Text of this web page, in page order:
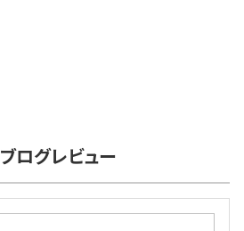
ブログレビュー